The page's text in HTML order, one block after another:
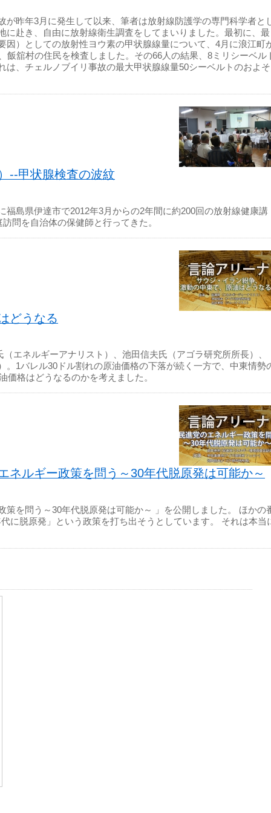
が昨年3月に発生して以来、筆者は放射線防護学の専門科学者と
に赴き、自由に放射線衛生調査をしてまいりました。最初に、最
因）としての放射性ヨウ素の甲状腺線量について、4月に浪江町
飯舘村の住民を検査しました。その66人の結果、8ミリシーベル
は、チェルノブイリ事故の最大甲状腺線量50シーベルトのおよ
--甲状腺検査の波紋
福島県伊達市で2012年3月からの2年間に約200回の放射線健康講
問を自治体の保健師と行ってきた。
どうなる
エネルギーアナリスト）、池田信夫氏（アゴラ研究所所長）、
。1バレル30ドル割れの原油価格の下落が続く一方で、中東情勢
価格はどうなるのかを考えました。
ネルギー政策を問う～30年代脱原発は可能か～
策を問う～30年代脱原発は可能か～ 」を公開しました。 ほかの
に脱原発」という政策を打ち出そうとしています。 それは本当